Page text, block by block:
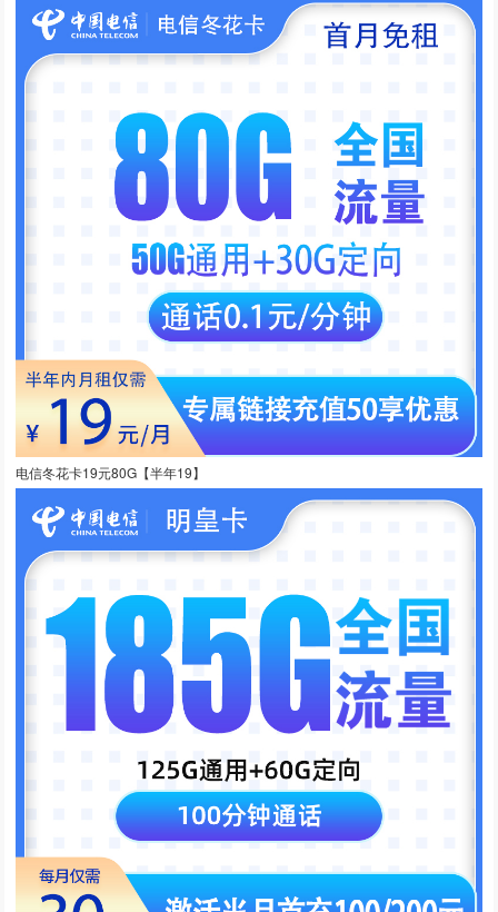
电信冬花卡19元80G【半年19】